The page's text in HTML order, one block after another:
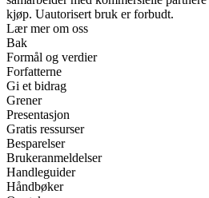
kjøp. Uautorisert bruk er forbudt.
Lær mer om oss
Bak
Formål og verdier
Forfatterne
Gi et bidrag
Grener
Presentasjon
Gratis ressurser
Besparelser
Brukeranmeldelser
Handleguider
Håndbøker